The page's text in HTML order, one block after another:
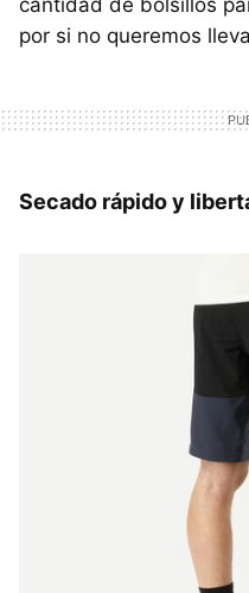
por si no queremos
Secado rápido y